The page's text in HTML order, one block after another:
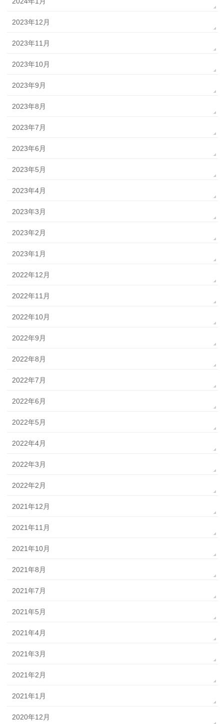
2023年12月
2023年11月
2023年10月
2023年9月
2023年8月
2023年7月
2023年6月
2023年5月
2023年4月
2023年3月
2023年2月
2023年1月
2022年12月
2022年11月
2022年10月
2022年9月
2022年8月
2022年7月
2022年6月
2022年5月
2022年4月
2022年3月
2022年2月
2021年12月
2021年11月
2021年10月
2021年8月
2021年7月
2021年5月
2021年4月
2021年3月
2021年2月
2021年1月
2020年12月